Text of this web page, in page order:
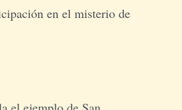
en el misterio de